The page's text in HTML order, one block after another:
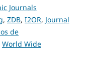
Journals
, ZDB, I2OR, Journal
de
World Wide